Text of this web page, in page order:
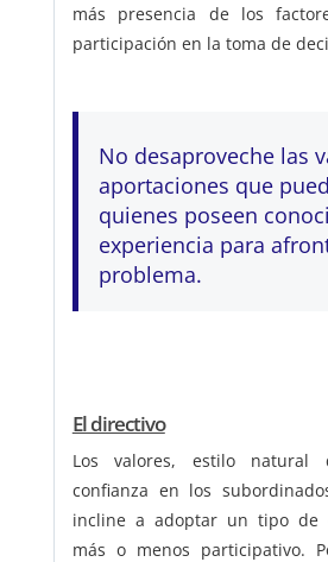
más presencia de los
participación en la toma de
No desaproveche las
aportaciones que
quienes poseen
experiencia para
problema.
El directivo
Los valores, estilo natural
confianza en los
incline a adoptar un tipo de
más o menos participativo.